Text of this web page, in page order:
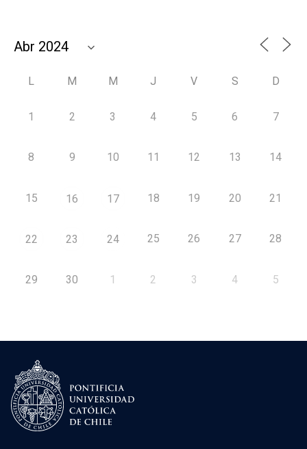
L M M J V S D
1 2 3 4 5 6 7
8 9 10 11 12 13 14
15 16 17 18 19 20 21
22 23 24 25 26 27 28
29 30 1 2 3 4 5